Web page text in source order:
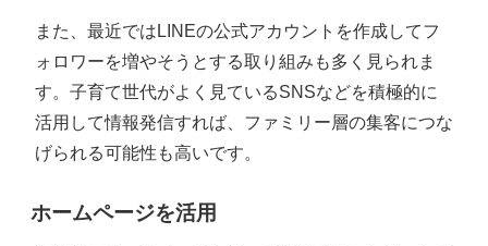
また、最近ではLINEの公式アカウントを作成してフ
ォロワーを増やそうとする取り組みも多く見られま
す。子育て世代がよく見ているSNSなどを積極的に
活用して情報発信すれば、ファミリー層の集客につな
げられる可能性も高いです。
ホームページを活用